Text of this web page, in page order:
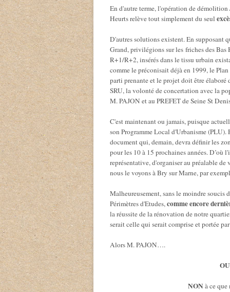
En d'autre terme, l'opération de
Heurts relève tout simplement du seul
D'autres solutions existent. En supposant
Grand, privilégions sur les friches des
R+1/R+2, insérés dans le tissu urbain
comme le préconisait déjà en 1999, le
parti prenante et le projet doit être élaboré
SRU, la volonté de concertation avec la
M. PAJON et au PREFET de Seine St
C'est maintenant ou jamais, puisque
son Programme Local d'Urbanisme
document qui, demain, devra définir les
pour les 10 à 15 prochaines années.
représentative, d'organiser au préalable
nous le voyons à Bry sur Marne, par
Malheureusement, sans le moindre
Périmètres d'Etudes,comme encore
la réussite de la rénovation de notre
serait celle qui serait comprise et portée
Alors M. PAJON….
NON à ce